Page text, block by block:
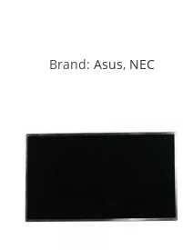
Brand: Asus, NEC